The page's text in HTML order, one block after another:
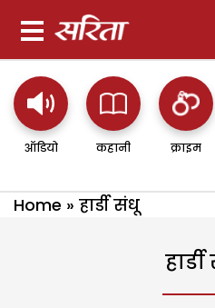
ऑडियो कहानी क्राइम
Home » हार्डी संधू